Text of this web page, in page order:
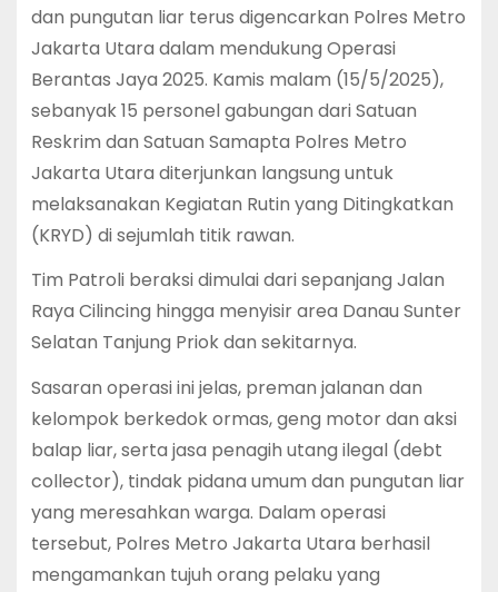
dan pungutan liar terus digencarkan Polres Metro
Jakarta Utara dalam mendukung Operasi
Berantas Jaya 2025. Kamis malam (15/5/2025),
sebanyak 15 personel gabungan dari Satuan
Reskrim dan Satuan Samapta Polres Metro
Jakarta Utara diterjunkan langsung untuk
melaksanakan Kegiatan Rutin yang Ditingkatkan
(KRYD) di sejumlah titik rawan.‎‎
Tim Patroli beraksi dimulai dari sepanjang Jalan
Raya Cilincing hingga menyisir area Danau Sunter
Selatan Tanjung Priok dan sekitarnya.‎‎
Sasaran operasi ini jelas, preman jalanan dan
kelompok berkedok ormas, geng motor dan aksi
balap liar, serta jasa penagih utang ilegal (debt
collector), tindak pidana umum dan pungutan liar
yang meresahkan warga. Dalam operasi
tersebut, Polres Metro Jakarta Utara berhasil
mengamankan tujuh orang pelaku yang